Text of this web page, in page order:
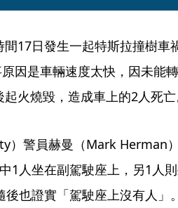
17日發生一起特斯拉撞樹車
因是車輛速度太快，因未能
火燒毀，造成車上的2人死亡
）警員赫曼（Mark Herman
1人坐在副駕駛座上，另1人
也證實「駕駛座上沒有人」。